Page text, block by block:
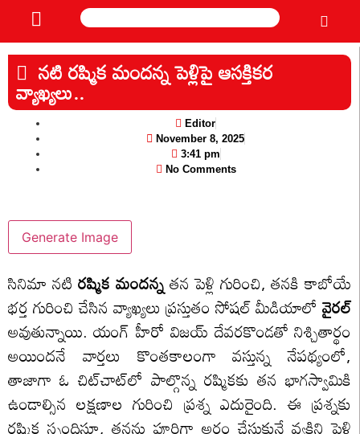
నటి రష్మిక మందన్న పెళ్లిపై ఆసక్తికర
వ్యాఖ్యలు..
Editor
November 8, 2025
3:41 pm
No Comments
Generate Image
సినిమా నటిరష్మిక మందన్నతన పెళ్లి గురించి, తనకి కాబోయే
భర్త గురించి చేసిన వ్యాఖ్యలు ప్రస్తుతం సోషల్ మీడియాలో వైరల్
అవుతున్నాయి. యంగ్ హీరో విజయ్ దేవరకొండతో నిశ్చితార్థం
అయిందనే వార్తలు కొంతకాలంగా వస్తున్న నేపథ్యంలో,
తాజాగా ఓ చిట్‌చాట్‌లో పాల్గొన్న రష్మికకు తన భాగస్వామికి
ఉండాల్సిన లక్షణాల గురించి ప్రశ్న ఎదురైంది. ఈ ప్రశ్నకు
రష్మిక స్పందిస్తూ, తనను పూర్తిగా అర్థం చేసుకునే వ్యక్తిని పెళ్లి